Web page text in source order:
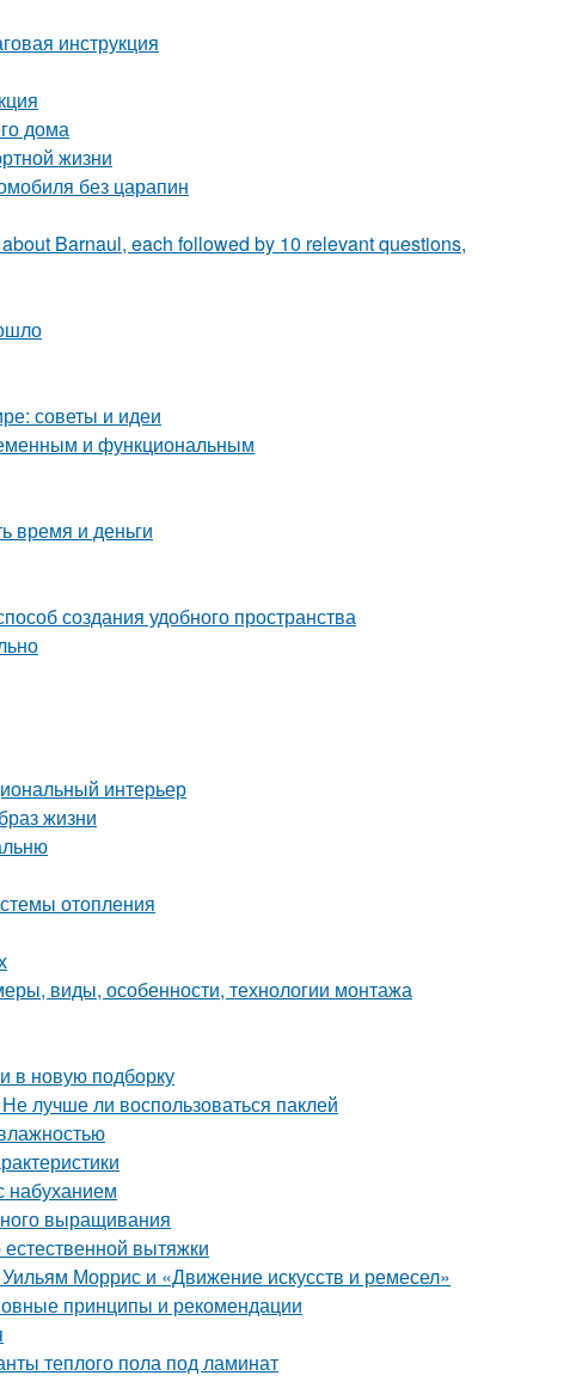
инструкция
дома
жизни
без царапин
Barnaul, each followed by 10 relevant questions,
советы и идеи
и функциональным
время и деньги
создания удобного пространства
интерьер
жизни
отопления
виды, особенности, технологии монтажа
в новую подборку
лучше ли воспользоваться паклей
набуханием
выращивания
вытяжки
Моррис и «Движение искусств и ремесел»
принципы и рекомендации
теплого пола под ламинат